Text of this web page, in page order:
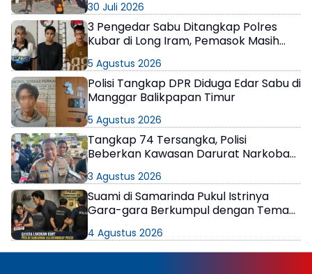
30 Juli 2026
3 Pengedar Sabu Ditangkap Polres
Kubar di Long Iram, Pemasok Masih
5 Agustus 2026
Polisi Tangkap DPR Diduga Edar Sabu di
Manggar Balikpapan Timur
5 Agustus 2026
Tangkap 74 Tersangka, Polisi
Beberkan Kawasan Darurat Narkoba
3 Agustus 2026
Suami di Samarinda Pukul Istrinya
Gara-gara Berkumpul dengan Teman
4 Agustus 2026